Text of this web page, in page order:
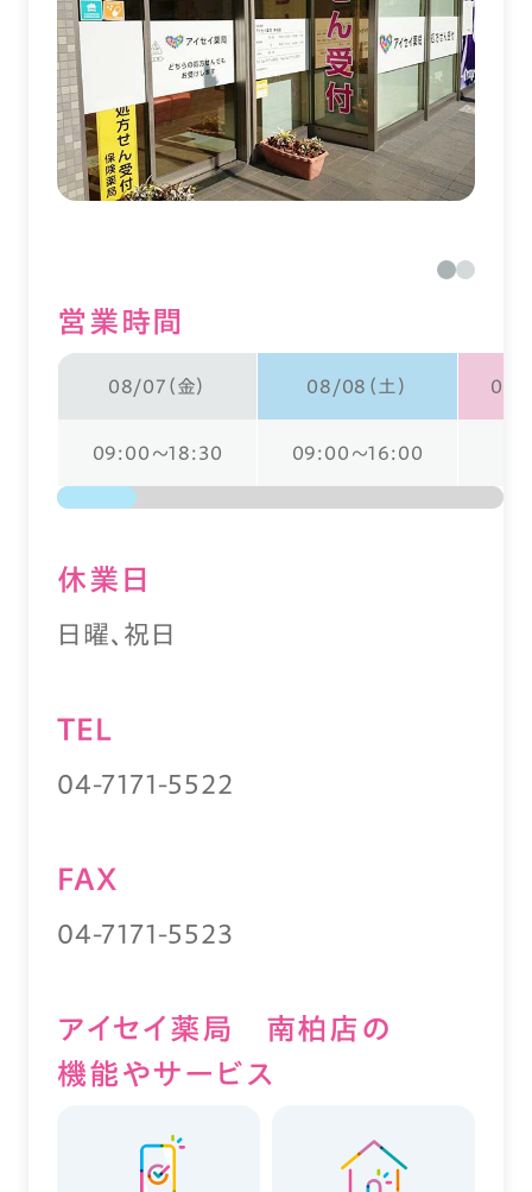
営業時間
08/07（金） 08/08（土） 08/
09:00～18:30 09:00～16:00
休業⽇
日曜、祝日
TEL
04-7171-5522
FAX
04-7171-5523
アイセイ薬局 南柏店の
機能やサービス